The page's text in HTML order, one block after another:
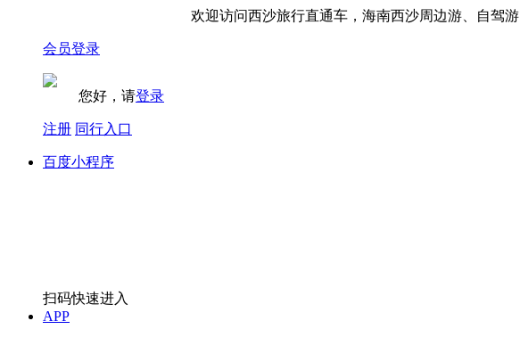
欢迎访问西沙旅行直通车，海南西沙周边游、自驾游
会员登录
您好，请登录
注册 同行入口
百度小程序
扫码快速进入
APP